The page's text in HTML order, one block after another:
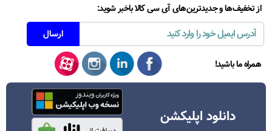
از تخفیف‌ها و جدیدترین‌های آی سی کالا باخبر شوید:
همراه ما باشید!
دانلود اپلیکشن